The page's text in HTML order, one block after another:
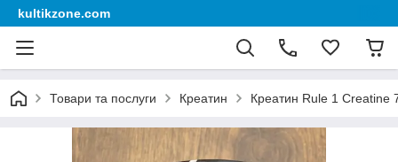
kultikzone.com
Товари та послуги Креатин Креатин Rule 1 Creatine